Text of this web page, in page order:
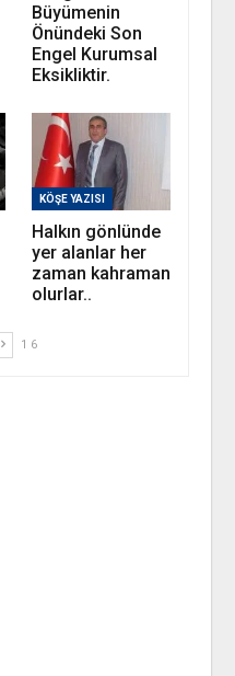
Büyümenin
Önündeki Son
Engel Kurumsal
Eksikliktir.
KÖŞE YAZISI
Halkın gönlünde
yer alanlar her
zaman kahraman
olurlar..
1 6